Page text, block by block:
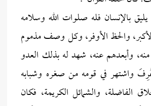
بالإنسان فله صلوات الله وسلامه
والحظ الأوفر، وكل وصف مذموم
وأبعدهم عنه، شهد له بذلك العدو
واشتهر في قومه من صغره وشبابه
الفاضلة، والشمائل الكريمة، فكان